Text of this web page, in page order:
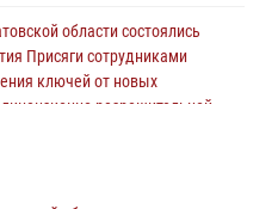
области состоялись
Присяги сотрудниками
ключей от новых
разрешительной